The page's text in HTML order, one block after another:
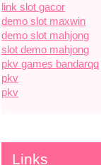
link slot gacor
demo slot maxwin
demo slot mahjong
slot demo mahjong
pkv games bandarqq
pkv
pkv
Links